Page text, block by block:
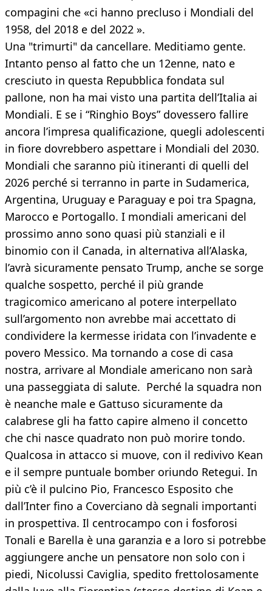
compagini che «ci hanno precluso i Mondiali del
1958, del 2018 e del 2022 ».
Una "trimurti" da cancellare. Meditiamo gente.
Intanto penso al fatto che un 12enne, nato e
cresciuto in questa Repubblica fondata sul
pallone, non ha mai visto una partita dell’Italia ai
Mondiali. E se i “Ringhio Boys” dovessero fallire
ancora l’impresa qualificazione, quegli adolescenti
in fiore dovrebbero aspettare i Mondiali del 2030.
Mondiali che saranno più itineranti di quelli del
2026 perché si terranno in parte in Sudamerica,
Argentina, Uruguay e Paraguay e poi tra Spagna,
Marocco e Portogallo. I mondiali americani del
prossimo anno sono quasi più stanziali e il
binomio con il Canada, in alternativa all’Alaska,
l’avrà sicuramente pensato Trump, anche se sorge
qualche sospetto, perché il più grande
tragicomico americano al potere interpellato
sull’argomento non avrebbe mai accettato di
condividere la kermesse iridata con l’invadente e
povero Messico. Ma tornando a cose di casa
nostra, arrivare al Mondiale americano non sarà
una passeggiata di salute. Perché la squadra non
è neanche male e Gattuso sicuramente da
calabrese gli ha fatto capire almeno il concetto
che chi nasce quadrato non può morire tondo.
Qualcosa in attacco si muove, con il redivivo Kean
e il sempre puntuale bomber oriundo Retegui. In
più c’è il pulcino Pio, Francesco Esposito che
dall’Inter fino a Coverciano dà segnali importanti
in prospettiva. Il centrocampo con i fosforosi
Tonali e Barella è una garanzia e a loro si potrebbe
aggiungere anche un pensatore non solo con i
piedi, Nicolussi Caviglia, spedito frettolosamente